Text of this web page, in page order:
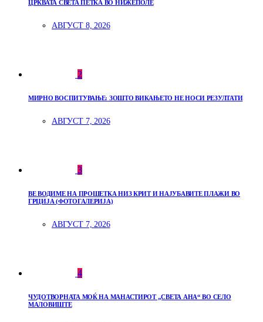
ЦРКВАТА СВЕТА ПЕТКА ВО НИЖЕПОЛЕ
АВГУСТ 8, 2026
2
МИРНО ВОСПИТУВАЊЕ: ЗОШТО ВИКАЊЕТО НЕ НОСИ РЕЗУЛТАТИ
АВГУСТ 7, 2026
3
ВЕ ВОДИМЕ НА ПРОШЕТКА НИЗ КРИТ И НАЈУБАВИТЕ ПЛАЖИ ВО
ГРЦИЈА (ФОТОГАЛЕРИЈА)
АВГУСТ 7, 2026
4
ЧУДОТВОРНАТА МОЌ НА МАНАСТИРОТ „СВЕТА АНА“ ВО СЕЛО
МАЛОВИШТЕ